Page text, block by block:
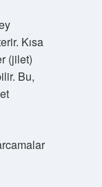
Kısa
(jilet)
Bu,